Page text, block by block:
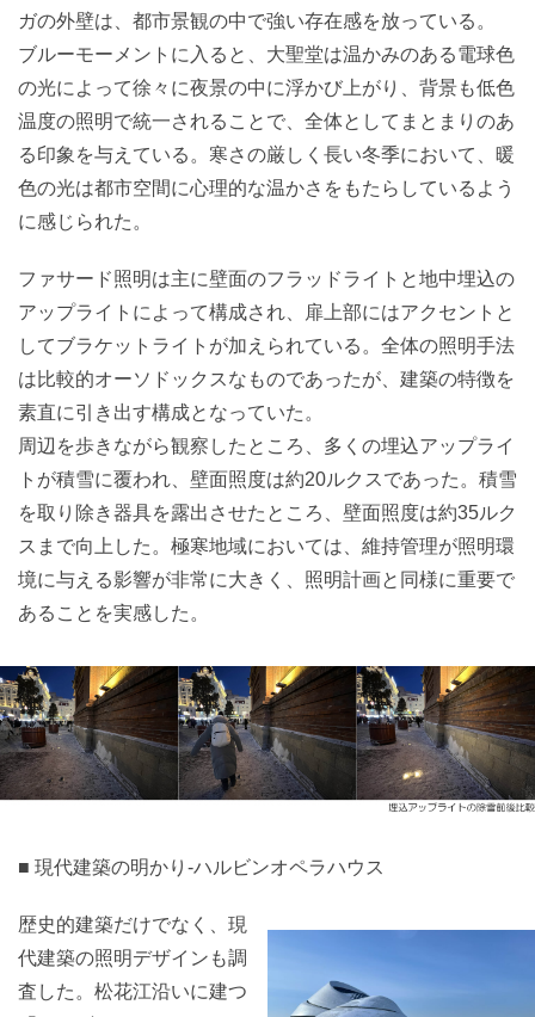
ガの外壁は、都市景観の中で強い存在感を放っている。
ブルーモーメントに入ると、大聖堂は温かみのある電球色
の光によって徐々に夜景の中に浮かび上がり、背景も低色
温度の照明で統一されることで、全体としてまとまりのあ
る印象を与えている。寒さの厳しく長い冬季において、暖
色の光は都市空間に心理的な温かさをもたらしているよう
に感じられた。
ファサード照明は主に壁面のフラッドライトと地中埋込の
アップライトによって構成され、扉上部にはアクセントと
してブラケットライトが加えられている。全体の照明手法
は比較的オーソドックスなものであったが、建築の特徴を
素直に引き出す構成となっていた。
周辺を歩きながら観察したところ、多くの埋込アップライ
トが積雪に覆われ、壁面照度は約20ルクスであった。積雪
を取り除き器具を露出させたところ、壁面照度は約35ルク
スまで向上した。極寒地域においては、維持管理が照明環
境に与える影響が非常に大きく、照明計画と同様に重要で
あることを実感した。
■ 現代建築の明かり-ハルビンオペラハウス
歴史的建築だけでなく、現
代建築の照明デザインも調
査した。松花江沿いに建つ